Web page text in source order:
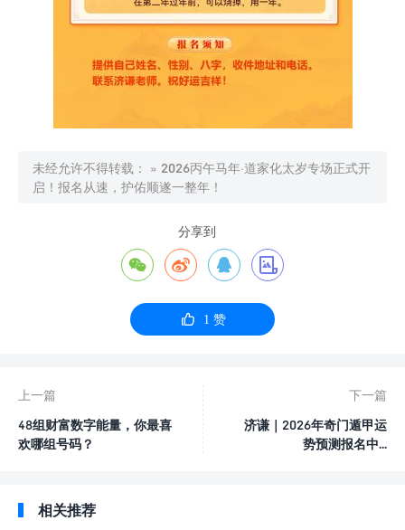
未经允许不得转载： » 2026丙午马年·道家化太岁专场正式开
启！报名从速，护佑顺遂一整年！
分享到
   
 1 赞
上一篇
48组财富数字能量，你最喜
欢哪组号码？
下一篇
济谦｜2026年奇门遁甲运
势预测报名中...
相关推荐